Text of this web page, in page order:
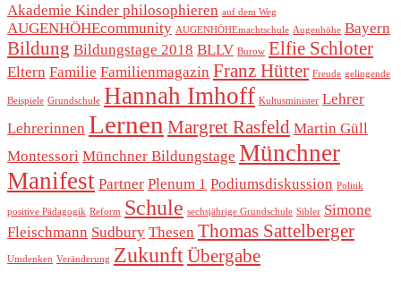
Akademie Kinder philosophieren auf dem Weg
AUGENHÖHEcommunity AUGENHÖHEmachtschule Augenhöhe Bayern
Bildung Bildungstage 2018 BLLV Burow Elfie Schloter
Eltern Familie Familienmagazin Franz Hütter Freude gelingende
Beispiele Grundschule Hannah Imhoff Kultusminister Lehrer
Lehrerinnen Lernen Margret Rasfeld Martin Güll
Montessori Münchner Bildungstage Münchner
Manifest Partner Plenum 1 Podiumsdiskussion Politik
positive Pädagogik Reform Schule sechsjährige Grundschule Sibler Simone
Fleischmann Sudbury Thesen Thomas Sattelberger
Umdenken Veränderung ZukunftÜbergabe